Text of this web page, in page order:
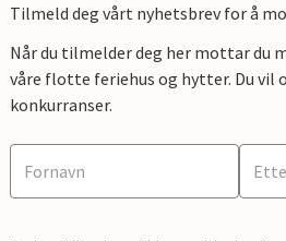
Tilmeld deg vårt nyhetsbrev for å
Når du tilmelder deg her mottar du
våre flotte feriehus og hytter. Du vil
konkurranser.